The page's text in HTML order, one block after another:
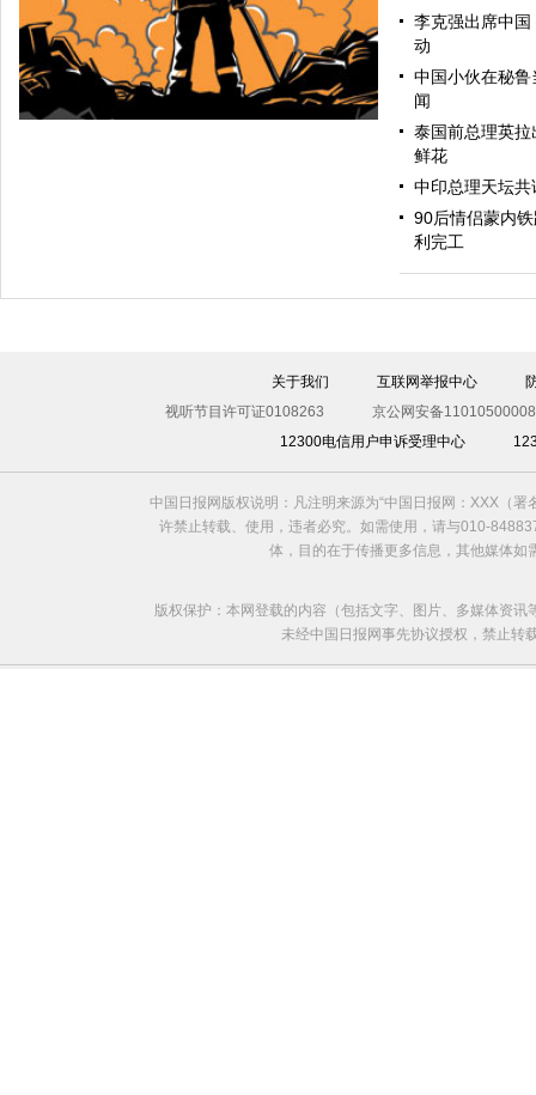
欠缺反省
李克强出席中
动
中国小伙在秘鲁
闻
泰国前总理英
鲜花
中印总理天坛共
90后情侣蒙内
利完工
关于我们 互联网举报中心
视听节目许可证0108263
京公网安备
12300电信用户申诉受理中心
中国日报网版权说明：凡注明来源为“中国日报网：XXX（
许禁止转载、使用，违者必究。如需使用，请与010-
体，目的在于传播更多信息，其他媒体
版权保护：本网登载的内容（包括文字、图片、多媒体资
未经中国日报网事先协议授权，禁止转